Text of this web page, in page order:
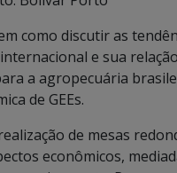
como discutir as
e sua
a agropecuária
de GEEs.
de mesas
econômicos,